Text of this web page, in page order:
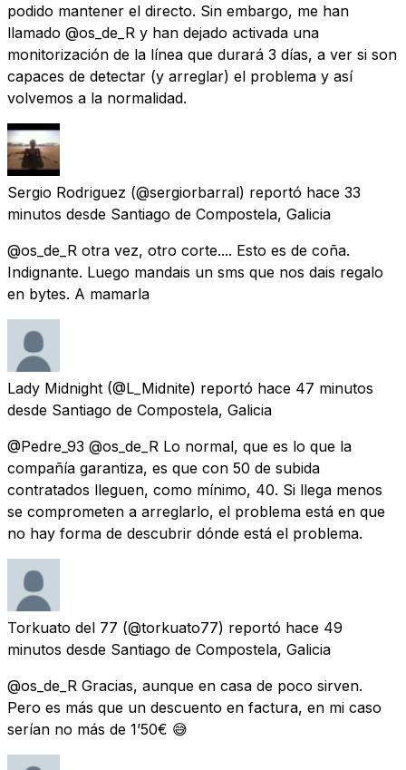
podido mantener el directo. Sin embargo, me han
llamado @os_de_R y han dejado activada una
monitorización de la línea que durará 3 días, a ver si son
capaces de detectar (y arreglar) el problema y así
volvemos a la normalidad.
Sergio Rodriguez (@sergiorbarral) reportó hace 33
minutos desde Santiago de Compostela, Galicia
@os_de_R otra vez, otro corte.... Esto es de coña.
Indignante. Luego mandais un sms que nos dais regalo
en bytes. A mamarla
Lady Midnight (@L_Midnite) reportó hace 47 minutos
desde Santiago de Compostela, Galicia
@Pedre_93 @os_de_R Lo normal, que es lo que la
compañía garantiza, es que con 50 de subida
contratados lleguen, como mínimo, 40. Si llega menos
se comprometen a arreglarlo, el problema está en que
no hay forma de descubrir dónde está el problema.
Torkuato del 77 (@torkuato77) reportó hace 49
minutos desde Santiago de Compostela, Galicia
@os_de_R Gracias, aunque en casa de poco sirven.
Pero es más que un descuento en factura, en mi caso
serían no más de 1’50€ 😅